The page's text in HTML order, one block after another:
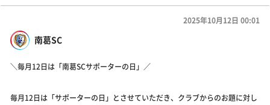
南葛SC
2025年10月12日 00:01
＼毎月12日は「南葛SCサポーターの日」／
毎月12日は「サポーターの日」とさせていただき、クラブからのお題に対し